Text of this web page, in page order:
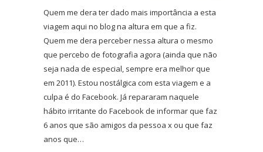
Quem me dera ter dado mais importância a esta
viagem aqui no blog na altura em que a fiz.
Quem me dera perceber nessa altura o mesmo
que percebo de fotografia agora (ainda que não
seja nada de especial, sempre era melhor que
em 2011). Estou nostálgica com esta viagem e a
culpa é do Facebook. Já repararam naquele
hábito irritante do Facebook de informar que faz
6 anos que são amigos da pessoa x ou que faz
anos que…